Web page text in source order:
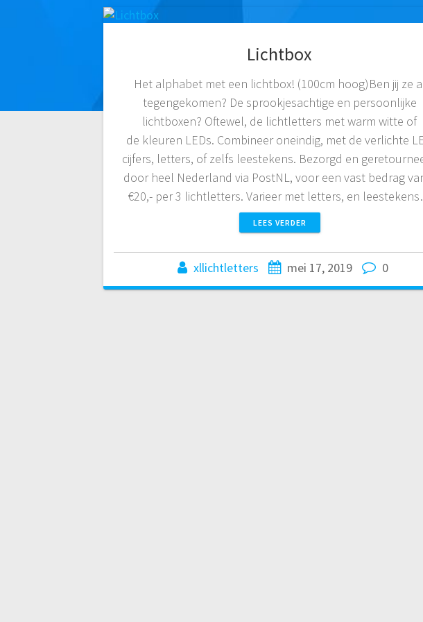
Lichtbox
Het alphabet met een lichtbox! (100cm hoog)Ben jij ze
tegengekomen? De sprookjesachtige en persoonlijke
lichtboxen? Oftewel, de lichtletters met warm witte of
de kleuren LEDs. Combineer oneindig, met de verlichte
cijfers, letters, of zelfs leestekens. Bezorgd en
door heel Nederland via PostNL, voor een vast bedrag
€20,- per 3 lichtletters. Varieer met letters, en
LEES VERDER
xllichtletters mei 17, 2019 0